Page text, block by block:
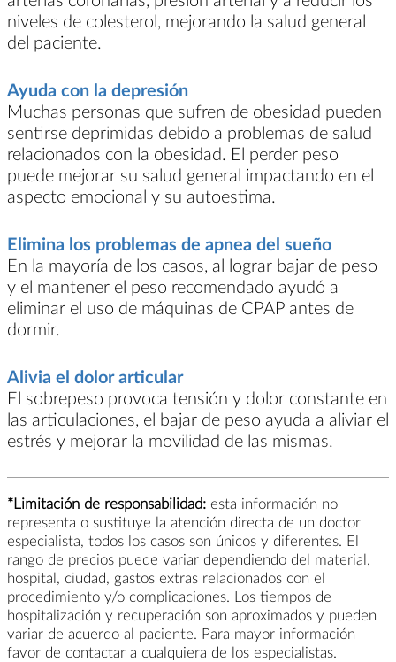
niveles de colesterol, mejorando la salud general
del paciente.
Ayuda con la depresión
Muchas personas que sufren de obesidad pueden
sentirse deprimidas debido a problemas de salud
relacionados con la obesidad. El perder peso
puede mejorar su salud general impactando en el
aspecto emocional y su autoestima.
Elimina los problemas de apnea del sueño
En la mayoría de los casos, al lograr bajar de peso
y el mantener el peso recomendado ayudó a
eliminar el uso de máquinas de CPAP antes de
dormir.
Alivia el dolor articular
El sobrepeso provoca tensión y dolor constante en
las articulaciones, el bajar de peso ayuda a aliviar el
estrés y mejorar la movilidad de las mismas.
*Limitación de responsabilidad: esta información no
representa o sustituye la atención directa de un doctor
especialista, todos los casos son únicos y diferentes. El
rango de precios puede variar dependiendo del material,
hospital, ciudad, gastos extras relacionados con el
procedimiento y/o complicaciones. Los tiempos de
hospitalización y recuperación son aproximados y pueden
variar de acuerdo al paciente. Para mayor información
favor de contactar a cualquiera de los especialistas.